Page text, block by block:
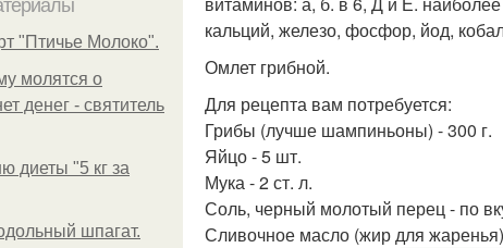
"Птичье Молоко".
молятся о
денег - святитель
диеты "5 кг за
шпагат.
кальций, железо, фосфор, йод,
Омлет грибной.
Для рецепта вам потребуется:
Грибы (лучше шампиньоны) - 300 г.
Яйцо - 5 шт.
Мука - 2 ст. л.
Соль, черный молотый перец - по
Сливочное масло (жир для жаренья)